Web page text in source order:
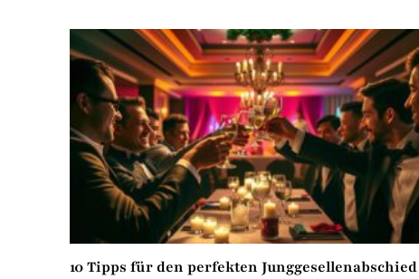
10 Tipps für den perfekten Junggesellenabschied